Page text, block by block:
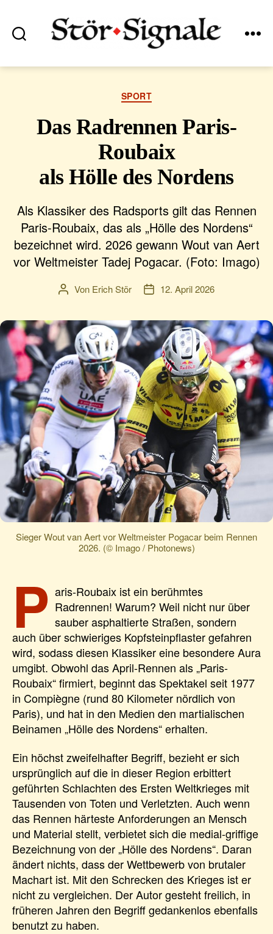
Kategorien
SPORT
Das Radrennen Paris-
Roubaix
als Hölle des Nordens
Als Klassiker des Radsports gilt das Rennen
Paris-Roubaix, das als „Hölle des Nordens“
bezeichnet wird. 2026 gewann Wout van Aert
vor Weltmeister Tadej Pogacar. (Foto: Imago)
Beitragsautor
Von Erich Stör Veröffentlichungsdatum
12. April 2026
Sieger Wout van Aert vor Weltmeister Pogacar beim Rennen
2026. (© Imago / Photonews)
P aris-Roubaix ist ein berühmtes
Radrennen! Warum? Weil nicht nur über
sauber asphaltierte Straßen, sondern
auch über schwieriges Kopfsteinpflaster gefahren
wird, sodass diesen Klassiker eine besondere Aura
umgibt. Obwohl das April-Rennen als „Paris-
Roubaix“ firmiert, beginnt das Spektakel seit 1977
in Compiègne (rund 80 Kilometer nördlich von
Paris), und hat in den Medien den martialischen
Beinamen „Hölle des Nordens“ erhalten.
Ein höchst zweifelhafter Begriff, bezieht er sich
ursprünglich auf die in dieser Region erbittert
geführten Schlachten des Ersten Weltkrieges mit
Tausenden von Toten und Verletzten. Auch wenn
das Rennen härteste Anforderungen an Mensch
und Material stellt, verbietet sich die medial-griffige
Bezeichnung von der „Hölle des Nordens“. Daran
ändert nichts, dass der Wettbewerb von brutaler
Machart ist. Mit den Schrecken des Krieges ist er
nicht zu vergleichen. Der Autor gesteht freilich, in
früheren Jahren den Begriff gedankenlos ebenfalls
benutzt zu haben.